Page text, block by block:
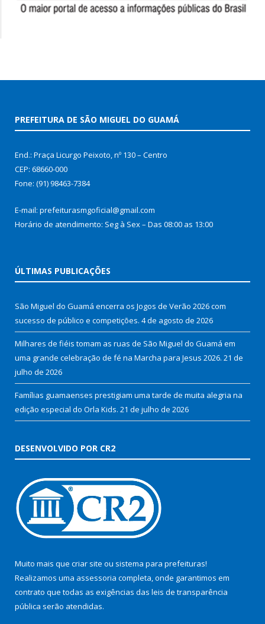
PREFEITURA DE SÃO MIGUEL DO GUAMÁ
End.: Praça Licurgo Peixoto, nº 130 – Centro
CEP: 68660-000
Fone: (91) 98463-7384
E-mail: prefeiturasmgoficial@gmail.com
Horário de atendimento: Seg à Sex – Das 08:00 as 13:00
ÚLTIMAS PUBLICAÇÕES
São Miguel do Guamá encerra os Jogos de Verão 2026 com
sucesso de público e competições. 4 de agosto de 2026
Milhares de fiéis tomam as ruas de São Miguel do Guamá em
uma grande celebração de fé na Marcha para Jesus 2026. 21 de
julho de 2026
Famílias guamaenses prestigiam uma tarde de muita alegria na
edição especial do Orla Kids. 21 de julho de 2026
DESENVOLVIDO POR CR2
Muito mais que criar site ou sistema para prefeituras!
Realizamos uma assessoria completa, onde garantimos em
contrato que todas as exigências das leis de transparência
pública serão atendidas.